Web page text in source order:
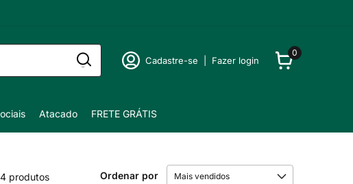
Cadastre-se Fazer login
0
Atacado FRETE GRÁTIS
produtos Ordenar por